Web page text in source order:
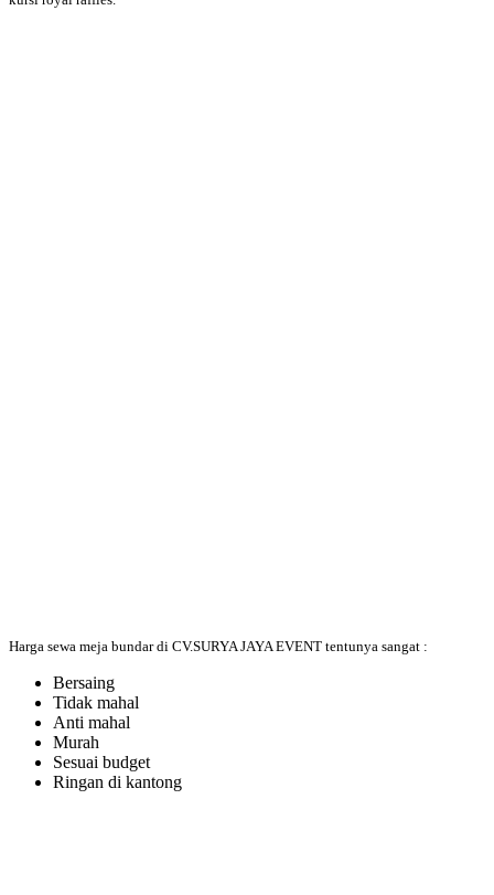
Harga sewa meja bundar di CV.SURYA JAYA EVENT tentunya sangat :
Bersaing
Tidak mahal
Anti mahal
Murah
Sesuai budget
Ringan di kantong